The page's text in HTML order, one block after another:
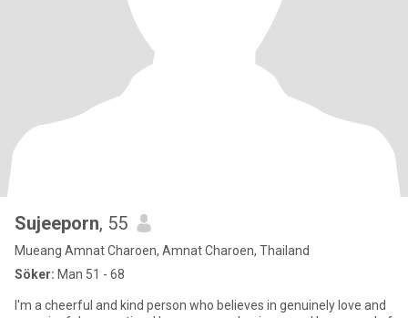
Sujeeporn, 55
Mueang Amnat Charoen, Amnat Charoen, Thailand
Söker: Man 51 - 68
I'm a cheerful and kind person who believes in genuinely love and